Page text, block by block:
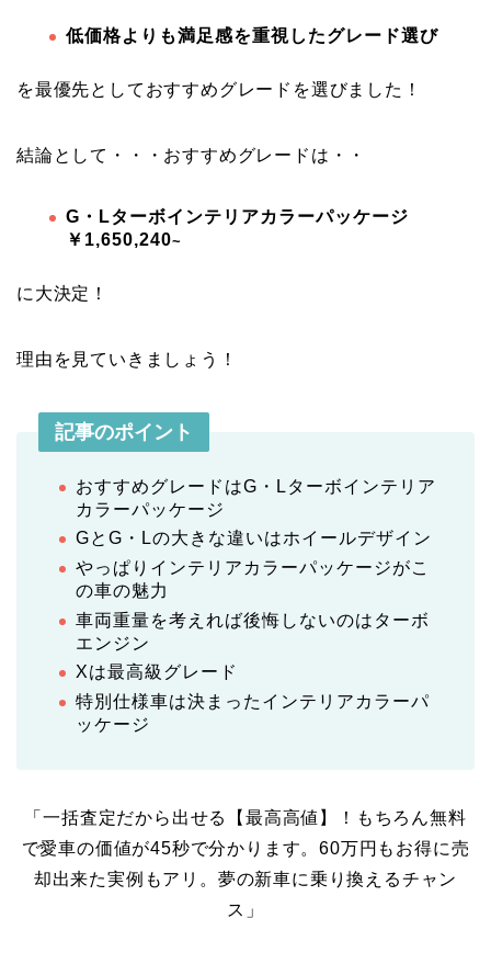
低価格よりも満足感を重視したグレード選び
を最優先としておすすめグレードを選びました！
結論として・・・おすすめグレードは・・
G・Lターボインテリアカラーパッケージ
￥1,650,240~
に大決定！
理由を見ていきましょう！
記事のポイント
おすすめグレードはG・Lターボインテリア
カラーパッケージ
GとG・Lの大きな違いはホイールデザイン
やっぱりインテリアカラーパッケージがこ
の車の魅力
車両重量を考えれば後悔しないのはターボ
エンジン
Xは最高級グレード
特別仕様車は決まったインテリアカラーパ
ッケージ
「一括査定だから出せる【最高高値】！もちろん無料
で愛車の価値が45秒で分かります。60万円もお得に売
却出来た実例もアリ。夢の新車に乗り換えるチャン
ス」